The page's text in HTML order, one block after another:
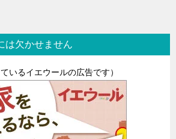
は欠かせません
いるイエウールの広告です）